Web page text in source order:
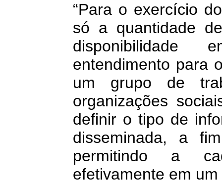
“Para o exercício
só a quantidade
disponibilidade
entendimento para
um grupo de
organizações
definir o tipo de
disseminada, a
permitindo a
efetivamente em